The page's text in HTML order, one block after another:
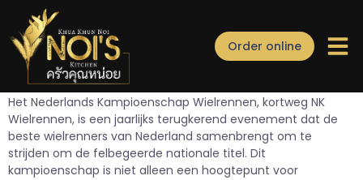
Order online
Alles wat je moet weten
over het NK Wielrennen
Het Nederlands Kampioenschap Wielrennen, kortweg NK
Wielrennen, is een jaarlijks terugkerend evenement dat de
beste wielrenners van Nederland samenbrengt om te
strijden om de felbegeerde nationale titel. Dit
kampioenschap is niet alleen een hoogtepunt voor